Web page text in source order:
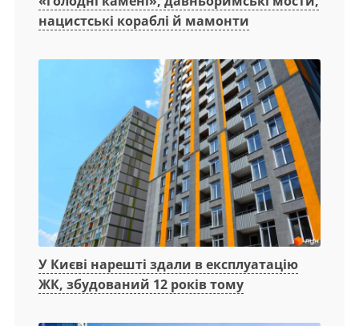
нацистські кораблі й мамонти
У Києві нарешті здали в експлуатацію
ЖК, збудований 12 років тому